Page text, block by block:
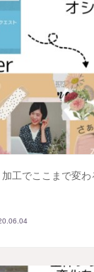
加工でここまで変